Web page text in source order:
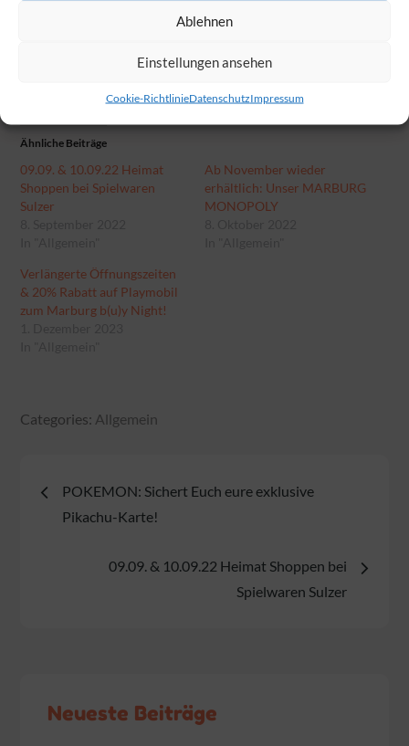
Ablehnen
Einstellungen ansehen
Cookie-RichtlinieDatenschutzImpressum
Ähnliche Beiträge
09.09. & 10.09.22 Heimat
Shoppen bei Spielwaren
Sulzer
Ab November wieder
erhältlich: Unser MARBURG
MONOPOLY
Verlängerte Öffnungszeiten
& 20% Rabatt auf Playmobil
zum Marburg b(u)y Night!
Categories:
Categories: Allgemein
Beitragsnavigation
POKEMON: Sichert Euch eure exklusive
Pikachu-Karte!
09.09. & 10.09.22 Heimat Shoppen bei
Spielwaren Sulzer
Neueste Beiträge